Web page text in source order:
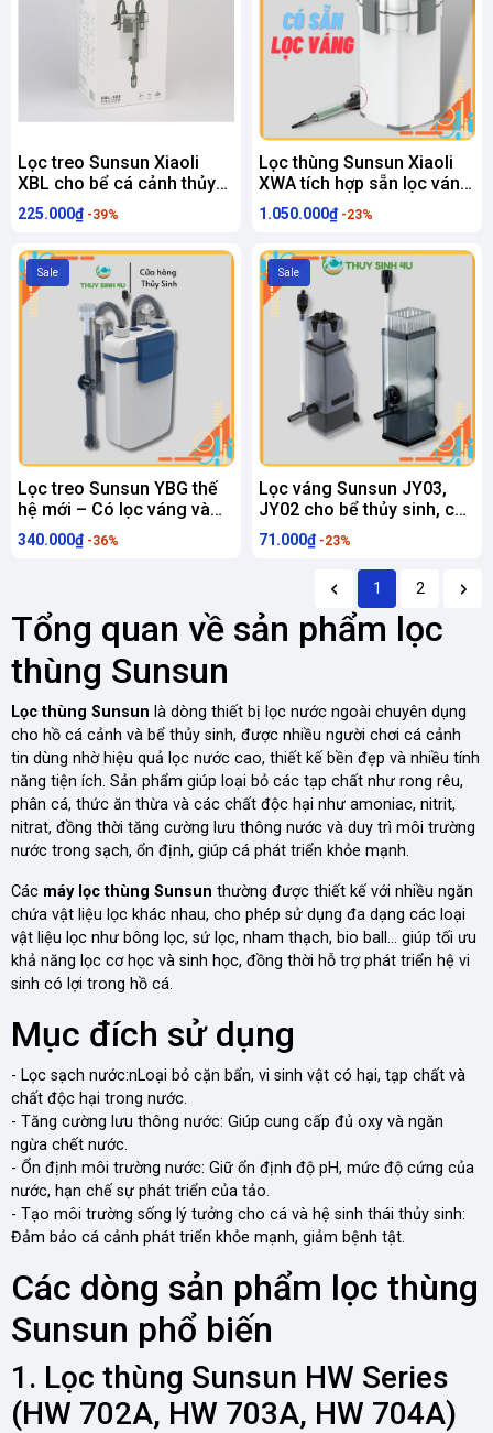
Lọc treo Sunsun Xiaoli
XBL cho bể cá cảnh thủy
sinh
225.000₫ -39%
Lọc thùng Sunsun Xiaoli
XWA tích hợp sẵn lọc váng,
xả đáy
1.050.000₫ -23%
Sale
Lọc treo Sunsun YBG thế
hệ mới – Có lọc váng và
chỉnh dòng
340.000₫ -36%
Sale
Lọc váng Sunsun JY03,
JY02 cho bể thủy sinh, cá
cảnh
71.000₫ -23%
1 2
Tổng quan về sản phẩm lọc
thùng Sunsun
Lọc thùng Sunsun là dòng thiết bị lọc nước ngoài chuyên dụng
cho hồ cá cảnh và bể thủy sinh, được nhiều người chơi cá cảnh
tin dùng nhờ hiệu quả lọc nước cao, thiết kế bền đẹp và nhiều tính
năng tiện ích. Sản phẩm giúp loại bỏ các tạp chất như rong rêu,
phân cá, thức ăn thừa và các chất độc hại như amoniac, nitrit,
nitrat, đồng thời tăng cường lưu thông nước và duy trì môi trường
nước trong sạch, ổn định, giúp cá phát triển khỏe mạnh.
Các máy lọc thùng Sunsun thường được thiết kế với nhiều ngăn
chứa vật liệu lọc khác nhau, cho phép sử dụng đa dạng các loại
vật liệu lọc như bông lọc, sứ lọc, nham thạch, bio ball... giúp tối ưu
khả năng lọc cơ học và sinh học, đồng thời hỗ trợ phát triển hệ vi
sinh có lợi trong hồ cá.
Mục đích sử dụng
- Lọc sạch nước:nLoại bỏ cặn bẩn, vi sinh vật có hại, tạp chất và
chất độc hại trong nước.
- Tăng cường lưu thông nước: Giúp cung cấp đủ oxy và ngăn
ngừa chết nước.
- Ổn định môi trường nước: Giữ ổn định độ pH, mức độ cứng của
nước, hạn chế sự phát triển của tảo.
- Tạo môi trường sống lý tưởng cho cá và hệ sinh thái thủy sinh:
Đảm bảo cá cảnh phát triển khỏe mạnh, giảm bệnh tật.
Các dòng sản phẩm lọc thùng
Sunsun phổ biến
1. Lọc thùng Sunsun HW Series
(HW 702A, HW 703A, HW 704A)